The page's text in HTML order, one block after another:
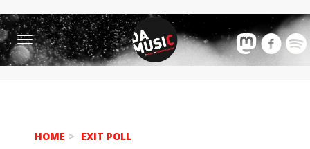
Toggle
navigation
HOME EXIT POLL